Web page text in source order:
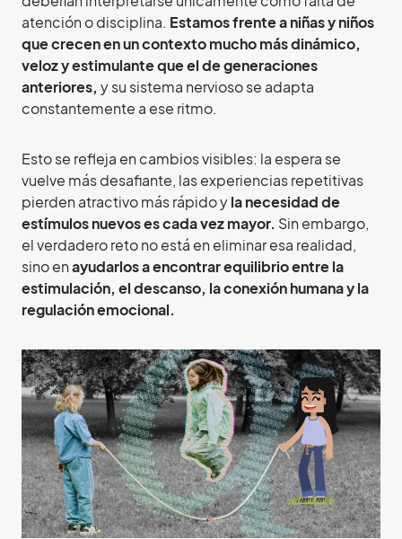
atención o disciplina. Estamos frente a niñas y niños
que crecen en un contexto mucho más dinámico,
veloz y estimulante que el de generaciones
anteriores, y su sistema nervioso se adapta
constantemente a ese ritmo.
Esto se refleja en cambios visibles: la espera se
vuelve más desafiante, las experiencias repetitivas
pierden atractivo más rápido yla necesidad de
estímulos nuevos es cada vez mayor. Sin embargo,
el verdadero reto no está en eliminar esa realidad,
sino enayudarlos a encontrar equilibrio entre la
estimulación, el descanso, la conexión humana y la
regulación emocional.